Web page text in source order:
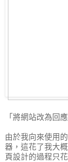
「將網站改為回
由於我向來使用
器，這花了我大
頁設計的過程只